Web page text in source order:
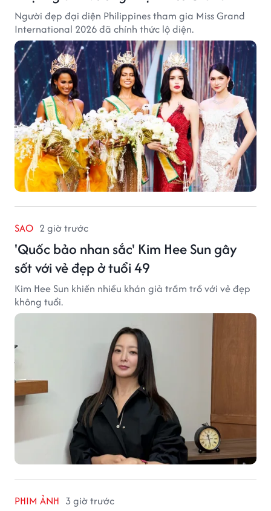
Người đẹp đại diện Philippines tham gia Miss Grand
International 2026 đã chính thức lộ diện.
SAO 2 giờ trước
'Quốc bảo nhan sắc' Kim Hee Sun gây
sốt với vẻ đẹp ở tuổi 49
Kim Hee Sun khiến nhiều khán giả trầm trồ với vẻ đẹp
không tuổi.
PHIM ẢNH 3 giờ trước